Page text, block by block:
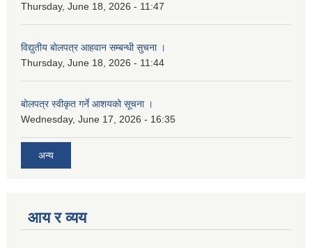
Thursday, June 18, 2026 - 11:47
विद्युतीय बोलपत्र आहवान सम्बन्धी सुचना ।
Thursday, June 18, 2026 - 11:44
बोलपत्र स्वीकृत गर्ने आशयको सूचना ।
Wednesday, June 17, 2026 - 16:35
अन्य
आय र व्यय